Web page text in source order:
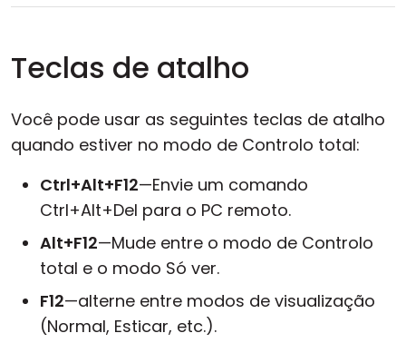
Teclas de atalho
Você pode usar as seguintes teclas de atalho
quando estiver no modo de Controlo total:
Ctrl+Alt+F12—Envie um comando
Ctrl+Alt+Del para o PC remoto.
Alt+F12—Mude entre o modo de Controlo
total e o modo Só ver.
F12—alterne entre modos de visualização
(Normal, Esticar, etc.).